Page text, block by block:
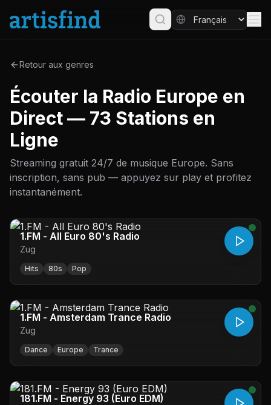
Retour aux genres
Écouter la Radio Europe en
Direct — 73 Stations en
Ligne
Streaming gratuit 24/7 de musique Europe. Sans
inscription, sans pub — appuyez sur play et profitez
instantanément.
1.FM - All Euro 80's Radio
Zug
Hits 80s Pop
1.FM - Amsterdam Trance Radio
Zug
Dance Europe Trance
181.FM - Energy 93 (Euro EDM)